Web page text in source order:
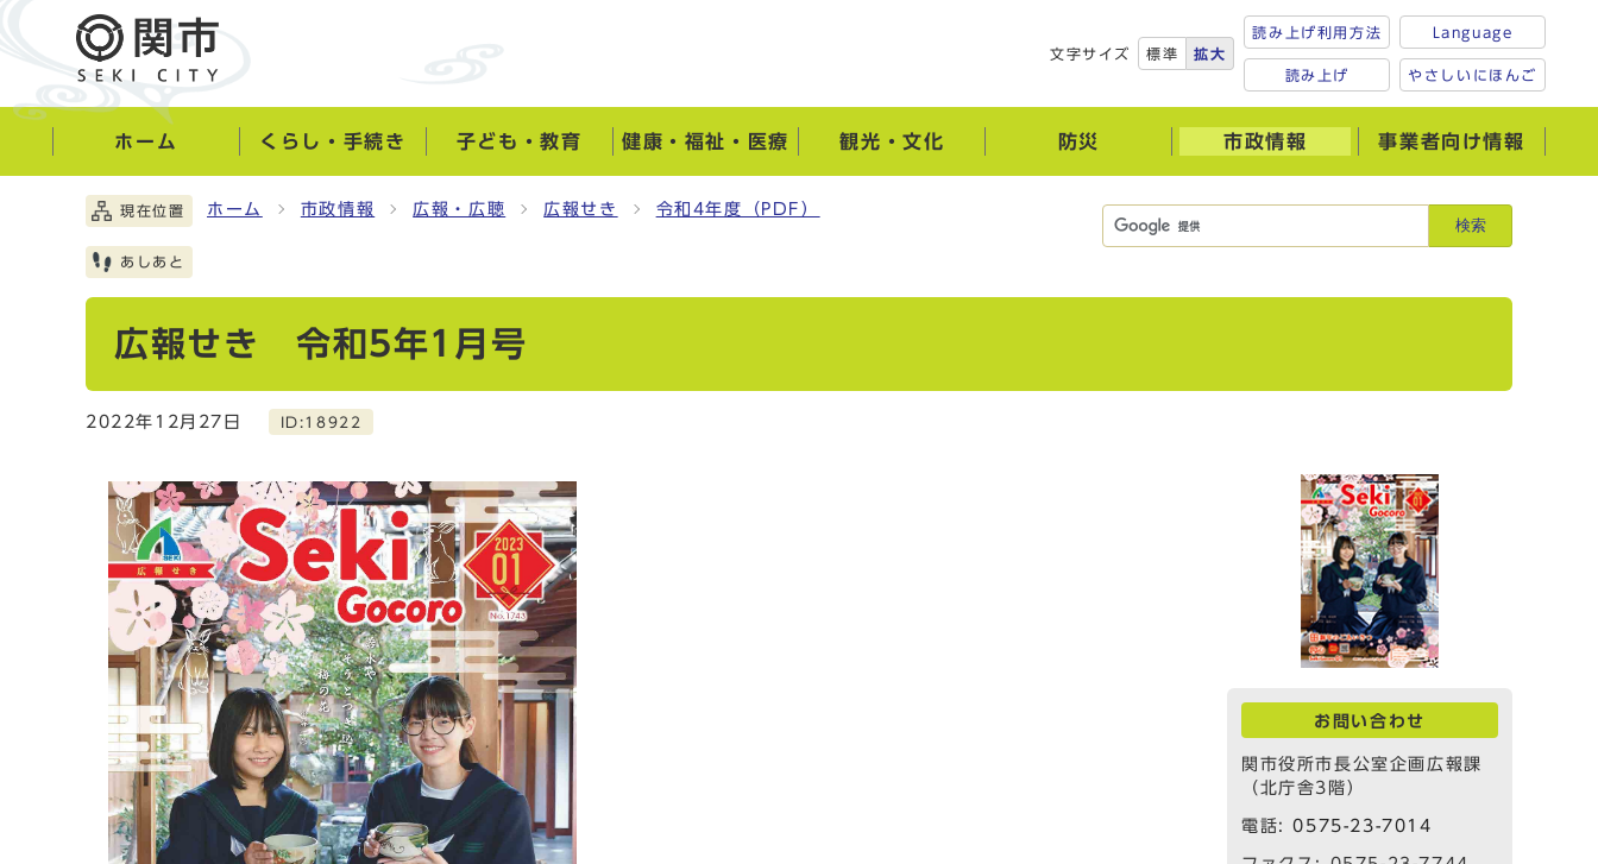
文字サイズ 標準 拡大
読み上げ利用方法
読み上げ
Language
やさしいにほんご
ホーム くらし・手続き 子ども・教育 健康・福祉・医療 観光・文化 防災 市政情報 事業者向け情報
検索
現在位置 ホーム 市政情報 広報・広聴 広報せき 令和4年度（PDF）
あしあと
広報せき 令和5年1月号
2022年12月27日 ID:18922
お問い合わせ
関市役所市長公室企画広報課
（北庁舎3階）
電話:0575-23-7014